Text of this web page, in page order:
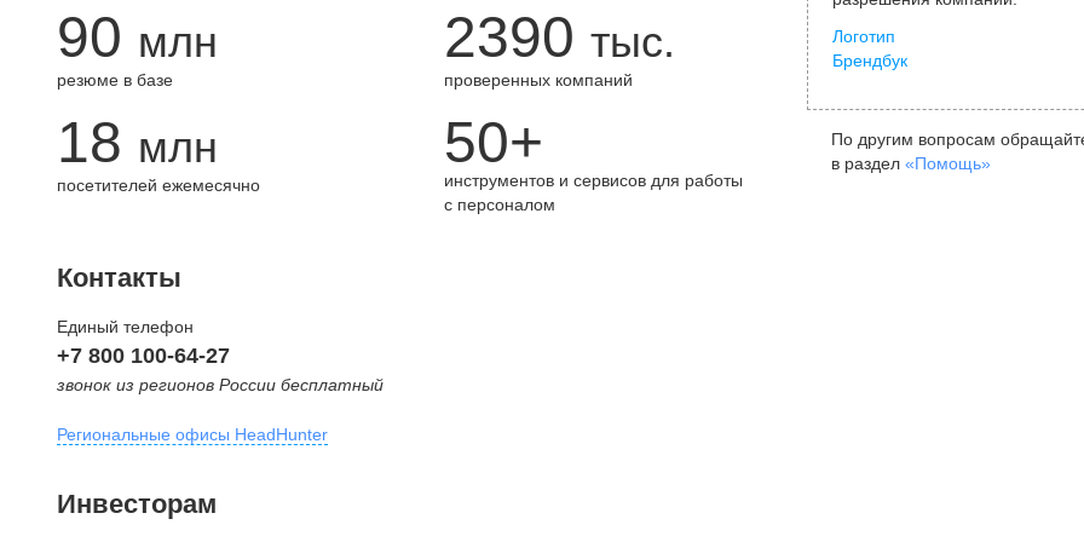
90 млн
резюме в базе
2390 тыс.
проверенных компаний
18 млн
посетителей ежемесячно
50+
инструментов и сервисов для работы
с персоналом
Логотип
Брендбук
По другим вопросам
в раздел «Помощь»
Контакты
Единый телефон
+7 800 100-64-27
звонок из регионов России бесплатный
Региональные офисы HeadHunter
внутригородская территория
Инвесторам